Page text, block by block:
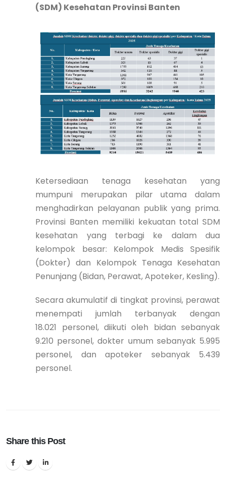
(SDM) Kesehatan Provinsi Banten
Ketersediaan tenaga kesehatan yang
mumpuni merupakan pilar utama dalam
menghadirkan pelayanan publik yang prima.
Provinsi Banten memiliki kekuatan total SDM
kesehatan yang terbagi ke dalam dua
kelompok besar: Kelompok Medis Spesifik
(Dokter) dan Kelompok Tenaga Kesehatan
Penunjang (Bidan, Perawat, Apoteker, Kesling).
Secara akumulatif di tingkat provinsi, perawat
menempati jumlah terbanyak dengan
18.021 personel, diikuti oleh bidan sebanyak
9.210 personel, dokter umum sebanyak 5.995
personel, dan apoteker sebanyak 5.439
personel.
Share this Post